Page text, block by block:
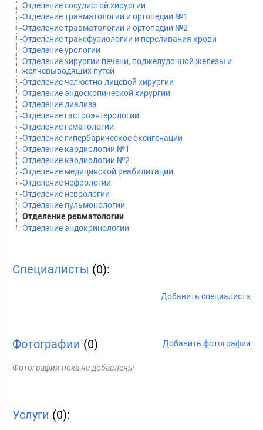
Отделение сосудистой хирургии
Отделение травматологии и ортопедии №1
Отделение травматологии и ортопедии №2
Отделение трансфузиологии и переливания крови
Отделение урологии
Отделение хирургии печени, поджелудочной железы и
желчевыводящих путей
Отделение челюстно-лицевой хирургии
Отделение эндоскопической хирургии
Отделение диализа
Отделение гастроэнтерологии
Отделение гематологии
Отделение гипербарическое оксигенации
Отделение кардиологии №1
Отделение кардиологии №2
Отделение медицинской реабилитации
Отделение нефрологии
Отделение неврологии
Отделение пульмонологии
Отделение ревматологии
Отделение эндокринологии
Специалисты (0):
Добавить специалиста
Фотографии (0) Добавить фотографии
Фотографии пока не добавлены
Услуги (0):